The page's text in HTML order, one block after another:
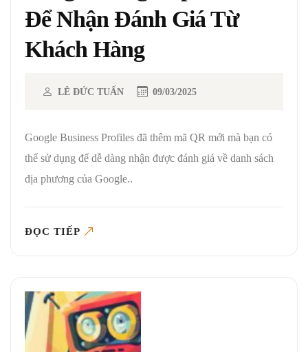
Để Nhận Đánh Giá Từ
Khách Hàng
LÊ ĐỨC TUẤN 09/03/2025
Google Business Profiles đã thêm mã QR mới mà bạn có
thể sử dụng để dễ dàng nhận được đánh giá về danh sách
địa phương của Google..
ĐỌC TIẾP